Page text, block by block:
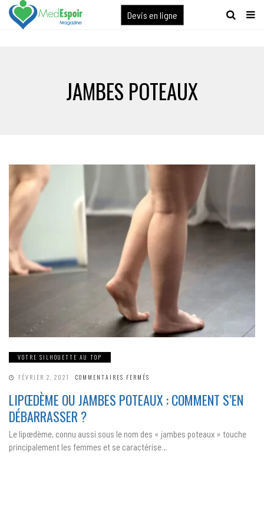
[maxbutton name="devis express"]
Devis en ligne
JAMBES POTEAUX
VOTRE SILHOUETTE AU TOP
FÉVRIER 2, 2021 COMMENTAIRES FERMÉS
JAMBES
POTEAUX
DÉBARRASSER
?
LIPŒDÈME OU JAMBES POTEAUX : COMMENT S’EN
DÉBARRASSER ?
Le lipœdème, connu aussi sous le nom des « jambes poteaux » touche
principalement les femmes et se caractérise…